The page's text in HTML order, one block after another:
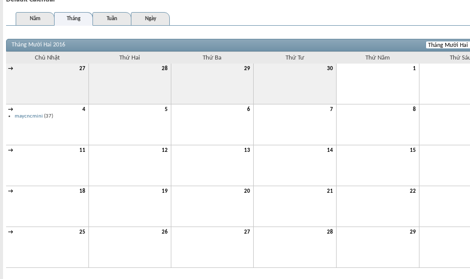
Năm
Tháng Tuần Ngày
Tháng Mười Hai 2016
Chủ Nhật Thứ Hai Thứ Ba Thứ Tư Thứ Năm Thứ
→ 27 28 29 30 1
→
4
maycncmini (37)
5 6 7 8
→ 11 12 13 14 15
→ 18 19 20 21 22
→ 25 26 27 28 29